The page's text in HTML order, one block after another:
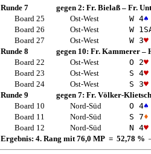
Runde 7
gegen 2: Fr. Bielaß – Fr.
Board 25
Ost-West W 4♠
Board 26
Ost-West W 1
Board 27
Ost-West W 3♥
Runde 8
gegen 10: Fr. Kammerer –
Board 22
Ost-West O 2♥
Board 23
Ost-West S 4♥
Board 24
Ost-West S 3♥
Runde 9
gegen 7: Fr. Völker-Klietsch
Board 10
Nord-Süd O 4♠
Board 11
Nord-Süd S 7♦
Board 12
Nord-Süd N 4♥
Ergebnis: 4. Rang mit 76,0 MP = 52,78 %